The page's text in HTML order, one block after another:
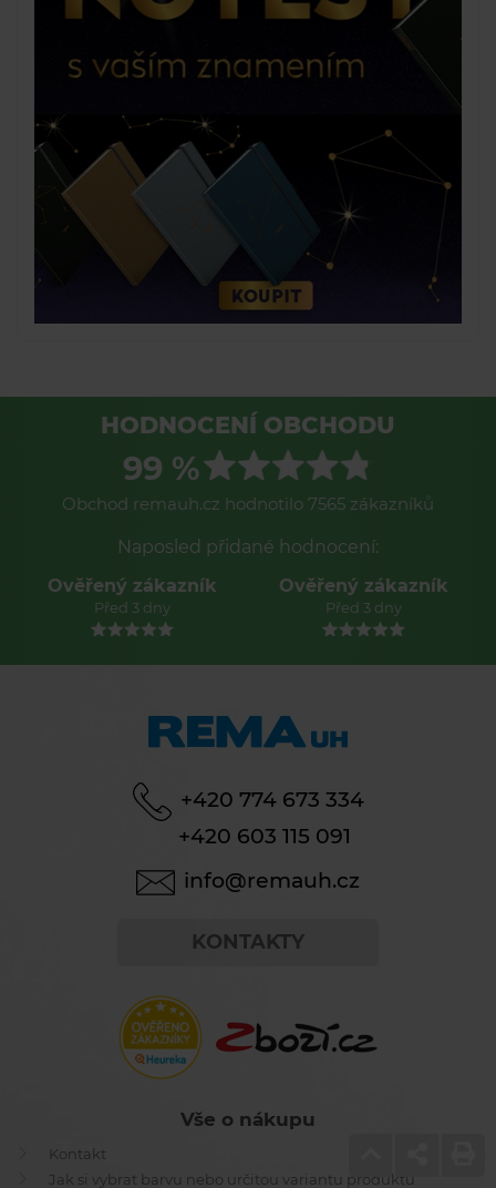
HODNOCENÍ OBCHODU
99 %
Obchod remauh.cz hodnotilo 7565 zákazníků
Naposled přidané hodnocení:
Ověřený zákazník
Před 3 dny
Ověřený zákazník
Před 3 dny
+420 774 673 334
+420 603 115 091
info@remauh.cz
KONTAKTY
Vše o nákupu
Kontakt
Jak si vybrat barvu nebo určitou variantu produktu